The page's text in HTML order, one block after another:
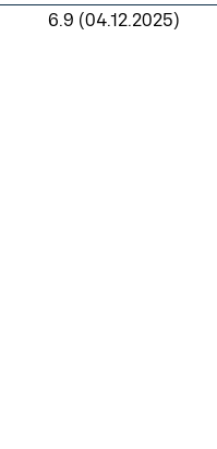
6.9 (04.12.2025)